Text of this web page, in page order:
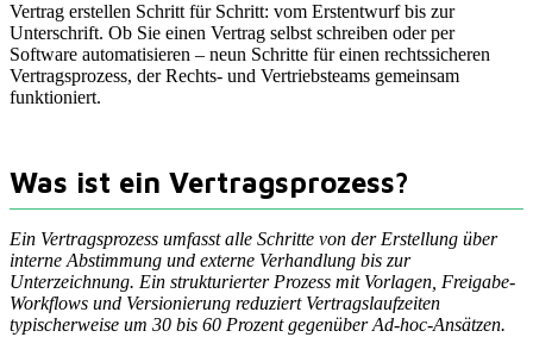
Vertrag erstellen Schritt für Schritt: vom Erstentwurf bis zur
Unterschrift. Ob Sie einen Vertrag selbst schreiben oder per
Software automatisieren – neun Schritte für einen rechtssicheren
Vertragsprozess, der Rechts- und Vertriebsteams gemeinsam
funktioniert.
Was ist ein Vertragsprozess?
Ein Vertragsprozess umfasst alle Schritte von der Erstellung über
interne Abstimmung und externe Verhandlung bis zur
Unterzeichnung. Ein strukturierter Prozess mit Vorlagen, Freigabe-
Workflows und Versionierung reduziert Vertragslaufzeiten
typischerweise um 30 bis 60 Prozent gegenüber Ad-hoc-Ansätzen.